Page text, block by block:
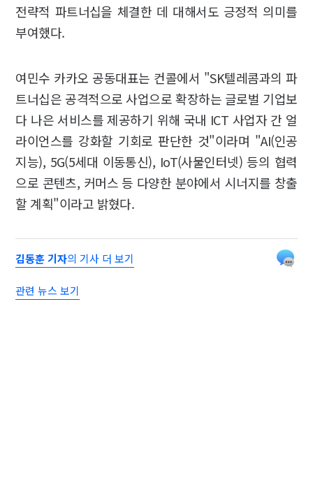
전략적 파트너십을 체결한 데 대해서도 긍정적 의미를
부여했다.
여민수 카카오 공동대표는 컨콜에서 "SK텔레콤과의 파
트너십은 공격적으로 사업으로 확장하는 글로벌 기업보
다 나은 서비스를 제공하기 위해 국내 ICT 사업자 간 얼
라이언스를 강화할 기회로 판단한 것"이라며 "AI(인공
지능), 5G(5세대 이동통신), IoT(사물인터넷) 등의 협력
으로 콘텐츠, 커머스 등 다양한 분야에서 시너지를 창출
할 계획"이라고 밝혔다.
김동훈 기자의 기사 더 보기
관련 뉴스 보기